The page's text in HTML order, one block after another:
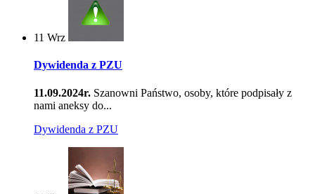
11 Wrz
Dywidenda z PZU
11.09.2024r. Szanowni Państwo, osoby, które podpisały z
nami aneksy do...
Dywidenda z PZU